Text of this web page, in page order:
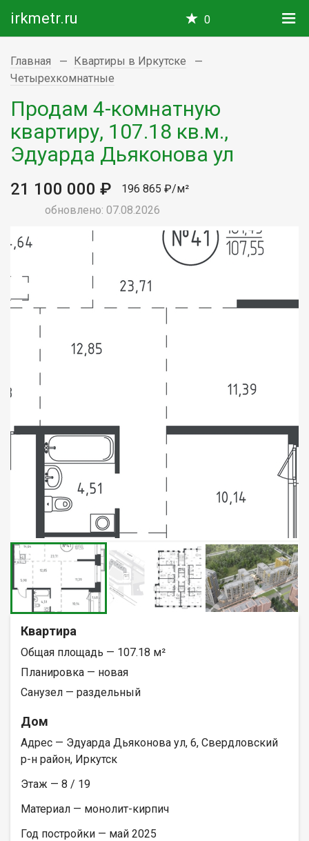
irkmetr.ru 0
Главная
Квартиры в Иркутске
Четырехкомнатные
Продам 4-комнатную
квартиру, 107.18 кв.м.,
Эдуарда Дьяконова ул
21 100 000 ₽
196 865 ₽/м²
обновлено: 07.08.2026
Квартира
Общая площадь — 107.18 м²
Планировка — новая
Санузел — раздельный
Дом
Адрес — Эдуарда Дьяконова ул, 6, Свердловский
р-н район, Иркутск
Этаж — 8 / 19
Материал — монолит-кирпич
Год постройки — май 2025